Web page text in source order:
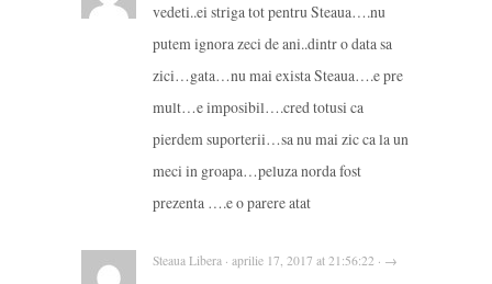
vedeti..ei striga tot pentru Steaua….nu
putem ignora zeci de ani..dintr o data sa
zici…gata…nu mai exista Steaua….e pre
mult…e imposibil….cred totusi ca
pierdem suporterii…sa nu mai zic ca la un
meci in groapa…peluza norda fost
prezenta ….e o parere atat
Steaua Libera · aprilie 17, 2017 at 21:56:22 · →